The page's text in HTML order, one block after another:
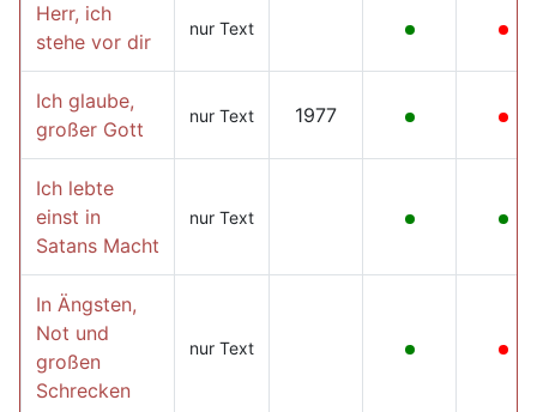
Herr, ich
stehe vor dir
nur Text
Ich glaube,
großer Gott
nur Text 1977
Ich lebte
einst in
Satans Macht
nur Text
In Ängsten,
Not und
großen
Schrecken
nur Text